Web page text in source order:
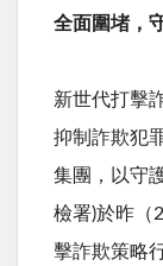
全面圍堵，
新世代打擊
抑制詐欺犯
集團，以守
檢署)於昨（
擊詐欺策略